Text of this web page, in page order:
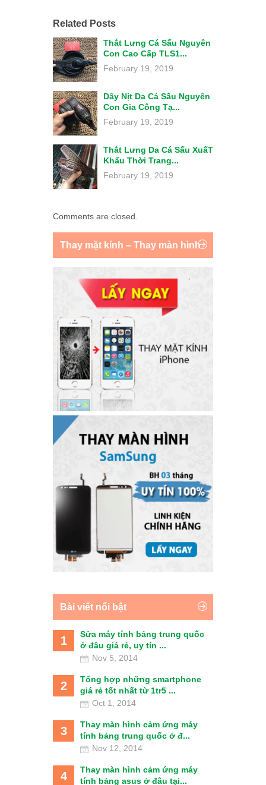
Related Posts
Thắt Lưng Cá Sấu Nguyên
Con Cao Cấp TLS1...
February 19, 2019
Dây Nịt Da Cá Sấu Nguyên
Con Gia Công Tạ...
February 19, 2019
Thắt Lưng Da Cá Sấu XuấT
Khẩu Thời Trang...
February 19, 2019
Comments are closed.
Thay mặt kính – Thay màn hình
Bài viết nổi bật
1
Sửa máy tính bảng trung quốc
ở đâu giá rẻ, uy tín ...
Nov 5, 2014
2
Tổng hợp những smartphone
giá rẻ tốt nhất từ 1tr5 ...
Oct 1, 2014
3
Thay màn hình cảm ứng máy
tính bảng trung quốc ở đ...
Nov 12, 2014
4
Thay màn hình cảm ứng máy
tính bảng asus ở đâu tại...